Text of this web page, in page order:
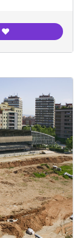
❤️Balança amb la